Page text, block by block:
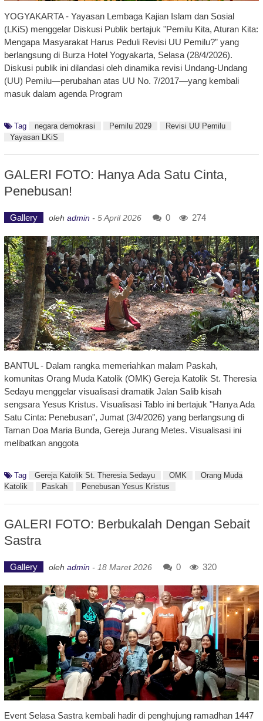
YOGYAKARTA - Yayasan Lembaga Kajian Islam dan Sosial
(LKiS) menggelar Diskusi Publik bertajuk "Pemilu Kita, Aturan Kita:
Mengapa Masyarakat Harus Peduli Revisi UU Pemilu?” yang
berlangsung di Burza Hotel Yogyakarta, Selasa (28/4/2026).
Diskusi publik ini dilandasi oleh dinamika revisi Undang-Undang
(UU) Pemilu—perubahan atas UU No. 7/2017—yang kembali
masuk dalam agenda Program
Tag negara demokrasi Pemilu 2029
Revisi UU Pemilu
Yayasan LKiS
GALERI FOTO: Hanya Ada Satu Cinta,
Penebusan!
Gallery oleh admin - 5 April 2026 0 274
BANTUL - Dalam rangka memeriahkan malam Paskah,
komunitas Orang Muda Katolik (OMK) Gereja Katolik St. Theresia
Sedayu menggelar visualisasi dramatik Jalan Salib kisah
sengsara Yesus Kristus. Visualisasi Tablo ini bertajuk "Hanya Ada
Satu Cinta: Penebusan", Jumat (3/4/2026) yang berlangsung di
Taman Doa Maria Bunda, Gereja Jurang Metes. Visualisasi ini
melibatkan anggota
Tag Gereja Katolik St. Theresia Sedayu OMK
Orang Muda
Katolik
Paskah Penebusan Yesus Kristus
GALERI FOTO: Berbukalah Dengan Sebait
Sastra
Gallery oleh admin - 18 Maret 2026 0 320
Event Selasa Sastra kembali hadir di penghujung ramadhan 1447